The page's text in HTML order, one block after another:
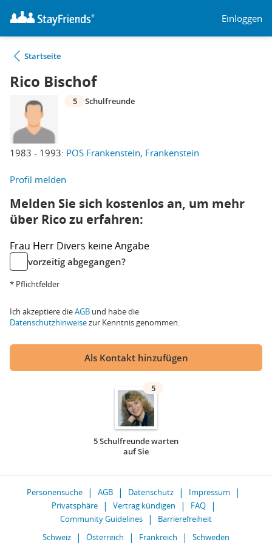
Einloggen
Startseite
Rico Bischof
1983 - 1993: POS Frankenstein, Frankenstein
5 Schulfreunde
Profil melden
Melden Sie sich kostenlos an, um mehr
über Rico zu erfahren:
Frau Herr Divers keine Angabe
vorzeitig abgegangen?
* Pflichtfelder
Ich akzeptiere dieAGB und habe die
Datenschutzhinweisezur Kenntnis genommen.
Als Kontakt hinzufügen
5
5 Schulfreunde warten
auf Sie
Personensuche AGB Datenschutz
Impressum
Privatsphäre
Vertrag kündigen
FAQ
Community Guidelines
Barrierefreiheit
Schweiz
Österreich Frankreich Schweden